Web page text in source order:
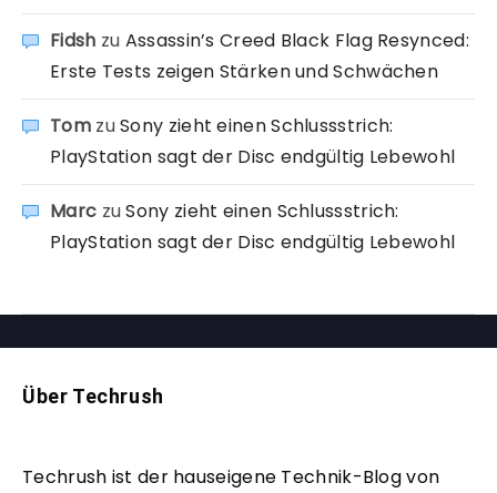
Fidsh zu Assassin’s Creed Black Flag Resynced:
Erste Tests zeigen Stärken und Schwächen
TomzuSony zieht einen Schlussstrich:
PlayStation sagt der Disc endgültig Lebewohl
Marc zuSony zieht einen Schlussstrich:
PlayStation sagt der Disc endgültig Lebewohl
Über Techrush
Techrush ist der hauseigene Technik-Blog von